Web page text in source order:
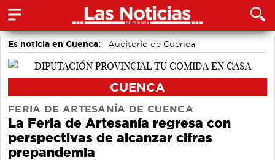
Es noticia en Cuenca: Auditorio de Cuenca
CUENCA
FERIA DE ARTESANÍA DE CUENCA
La Feria de Artesanía regresa con
perspectivas de alcanzar cifras
prepandemia